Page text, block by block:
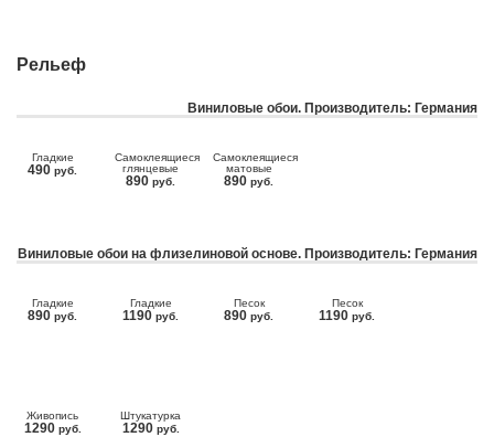
Рельеф
Виниловые обои. Производитель: Германия
Гладкие
490 руб.
Самоклеящиеся
глянцевые
890 руб.
Самоклеящиеся
матовые
890 руб.
Виниловые обои на флизелиновой основе. Производитель: Германия
Гладкие
890 руб.
Гладкие
1190 руб.
Песок
890 руб.
Песок
1190 руб.
Живопись
1290 руб.
Штукатурка
1290 руб.